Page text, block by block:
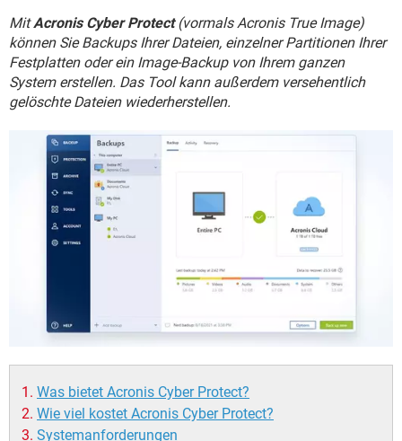
MitAcronis Cyber Protect(vormals Acronis True Image)
können Sie Backups Ihrer Dateien, einzelner Partitionen Ihrer
Festplatten oder ein Image-Backup von Ihrem ganzen
System erstellen. Das Tool kann außerdem versehentlich
gelöschte Dateien wiederherstellen.
Was bietet Acronis Cyber Protect?
Wie viel kostet Acronis Cyber Protect?
Systemanforderungen